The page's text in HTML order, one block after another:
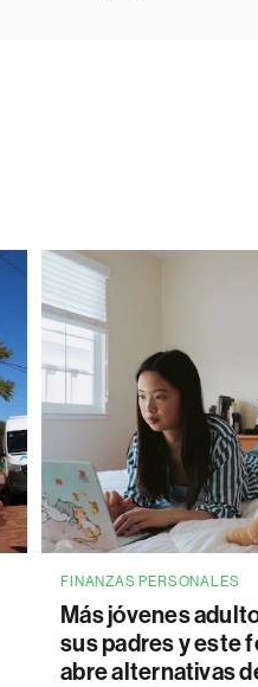
FINANZAS PERSONALES
Más jóvenes
sus padres y este
abre alternativas